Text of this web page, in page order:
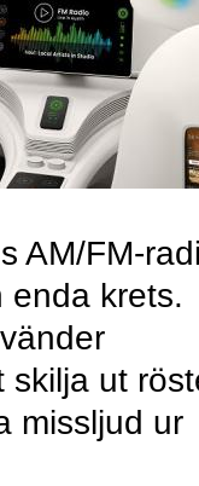
AM/FM-
enda krets.
skilja ut
missljud ur